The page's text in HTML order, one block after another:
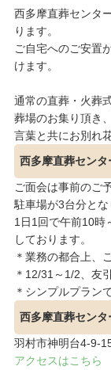
西多摩直葬センタ
ります。
ご自宅へのご安置
けます。
通常の直葬・火葬
葬場のお集り頂き
言葉と共にお別れ
西多摩直葬セン
ご面会は事前のご
駐車場が3台分とな
1日1回で午前10時
しております。
＊業務の都合上、
＊12/31～1/2、友
＊シンプルプラン
西多摩直葬セン
羽村市神明台4-9-
アクセスはこちら